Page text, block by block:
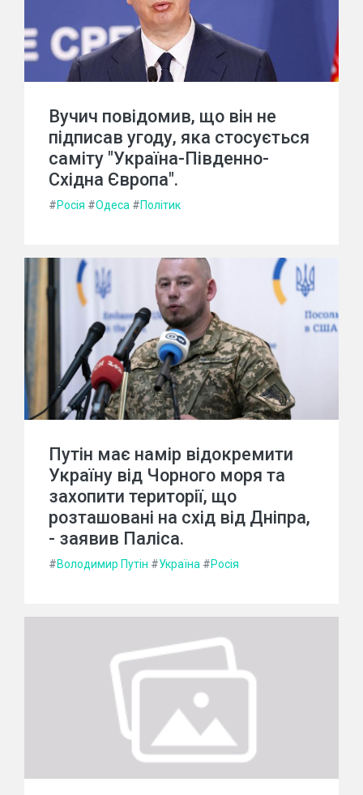
Вучич повідомив, що він не
підписав угоду, яка стосується
саміту "Україна-Південно-
Східна Європа".
#Росія #Одеса #Політик
Путін має намір відокремити
Україну від Чорного моря та
захопити території, що
розташовані на схід від Дніпра,
- заявив Паліса.
#Володимир Путін #Україна #Росія